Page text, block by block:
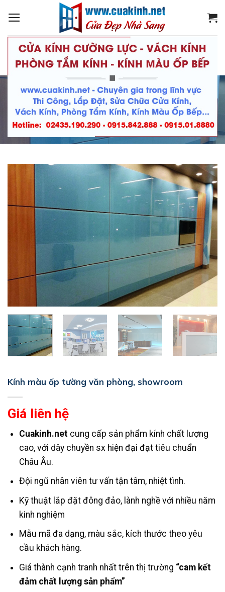
content
HOME / KÍNH MÀU ỐP BẾP / KÍNH MÀU ỐP
SHOWROOM
Kính màu ốp tường văn phòng, showroom
Giá liên hệ
Cuakinh.net cung cấp sản phẩm kính chất lượng
cao, với dây chuyền sx hiện đại đạt tiêu chuẩn
Châu Âu.
Đội ngũ nhân viên tư vấn tận tâm, nhiệt tình.
Kỹ thuật lắp đặt đông đảo, lành nghề với nhiều năm
kinh nghiệm
Mẫu mã đa dạng, màu sắc, kích thước theo yêu
cầu khách hàng.
Giá thành cạnh tranh nhất trên thị trường “cam kết
đảm chất lượng sản phẩm”